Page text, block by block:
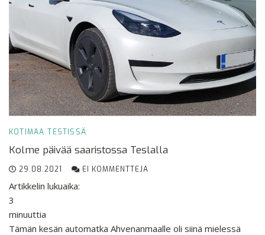
KOTIMAA TESTISSÄ
Kolme päivää saaristossa Teslalla
29.08.2021 EI KOMMENTTEJA
Artikkelin lukuaika:
3
minuuttia
Tämän kesän automatka Ahvenanmaalle oli siinä mielessä